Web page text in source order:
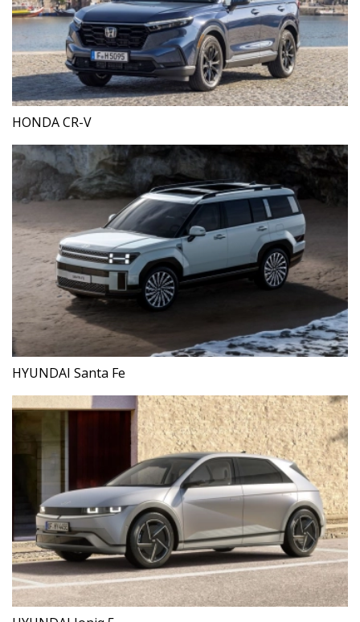
HONDA CR-V
HYUNDAI Santa Fe